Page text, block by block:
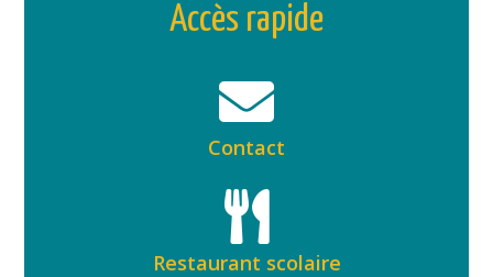
Accès rapide
Contact
Restaurant scolaire